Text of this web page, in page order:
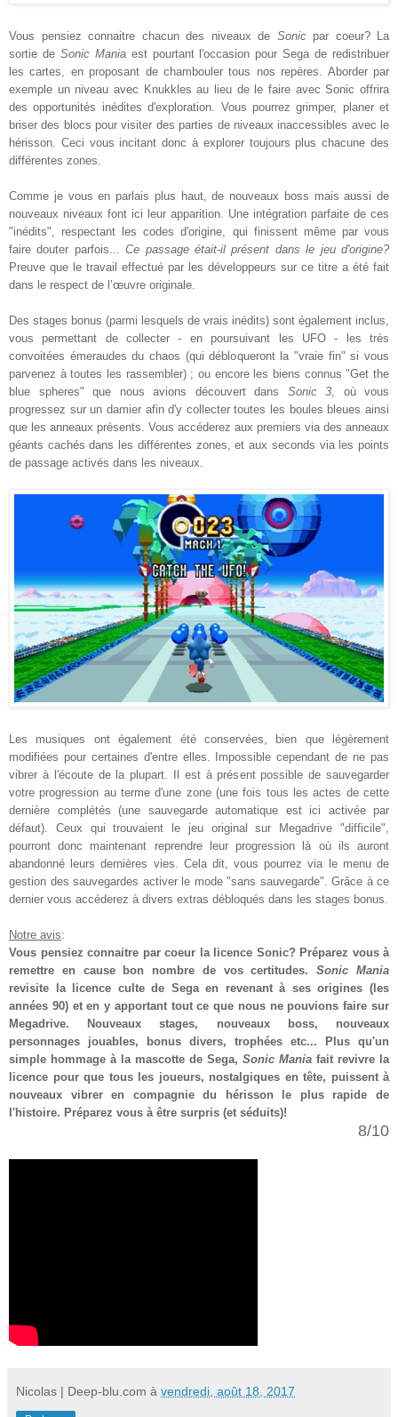
Vous pensiez connaitre chacun des niveaux de Sonicpar coeur? La
sortie de Sonic Maniaest pourtant l'occasion pour Sega de redistribuer
les cartes, en proposant de chambouler tous nos repères. Aborder par
exemple un niveau avec Knukkles au lieu de le faire avec Sonic offrira
des opportunités inédites d'exploration. Vous pourrez grimper, planer et
briser des blocs pour visiter des parties de niveaux inaccessibles avec le
hérisson. Ceci vous incitant donc à explorer toujours plus chacune des
différentes zones.
Comme je vous en parlais plus haut, de nouveaux boss mais aussi de
nouveaux niveaux font ici leur apparition. Une intégration parfaite de ces
"inédits", respectant les codes d'origine, qui finissent même par vous
faire douter parfois...Ce passage était-il présent dans le jeu d'origine?
Preuve que le travail effectué par les développeurs sur ce titre a été fait
dans le respect de l’œuvre originale.
Des stages bonus (parmi lesquels de vrais inédits) sont également inclus,
vous permettant de collecter - en poursuivant les UFO - les très
convoitées émeraudes du chaos (qui débloqueront la "vraie fin" si vous
parvenez à toutes les rassembler) ; ou encore les biens connus "Get the
blue spheres" que nous avions découvert dans Sonic 3, où vous
progressez sur un damier afin d'y collecter toutes les boules bleues ainsi
que les anneaux présents. Vous accéderez aux premiers via des anneaux
géants cachés dans les différentes zones, et aux seconds via les points
de passage activés dans les niveaux.
Les musiques ont également été conservées, bien que légèrement
modifiées pour certaines d'entre elles. Impossible cependant de ne pas
vibrer à l'écoute de la plupart. Il est à présent possible de sauvegarder
votre progression au terme d'une zone (une fois tous les actes de cette
dernière complétés (une sauvegarde automatique est ici activée par
défaut). Ceux qui trouvaient le jeu original sur Megadrive "difficile",
pourront donc maintenant reprendre leur progression là où ils auront
abandonné leurs dernières vies. Cela dit, vous pourrez via le menu de
gestion des sauvegardes activer le mode "sans sauvegarde". Grâce à ce
dernier vous accéderez à divers extras débloqués dans les stages bonus.
Notre avis:
Vous pensiez connaitre par coeur la licence Sonic? Préparez vous à
remettre en cause bon nombre de vos certitudes.Sonic Mania
revisite la licence culte de Sega en revenant à ses origines (les
années 90) et en y apportant tout ce que nous ne pouvions faire sur
Megadrive. Nouveaux stages, nouveaux boss, nouveaux
personnages jouables, bonus divers, trophées etc... Plus qu'un
simple hommage à la mascotte de Sega, Sonic Mania fait revivre la
licence pour que tous les joueurs, nostalgiques en tête, puissent à
nouveaux vibrer en compagnie du hérisson le plus rapide de
l'histoire. Préparez vous à être surpris (et séduits)!
8/10
Nicolas | Deep-blu.com à vendredi, août 18, 2017